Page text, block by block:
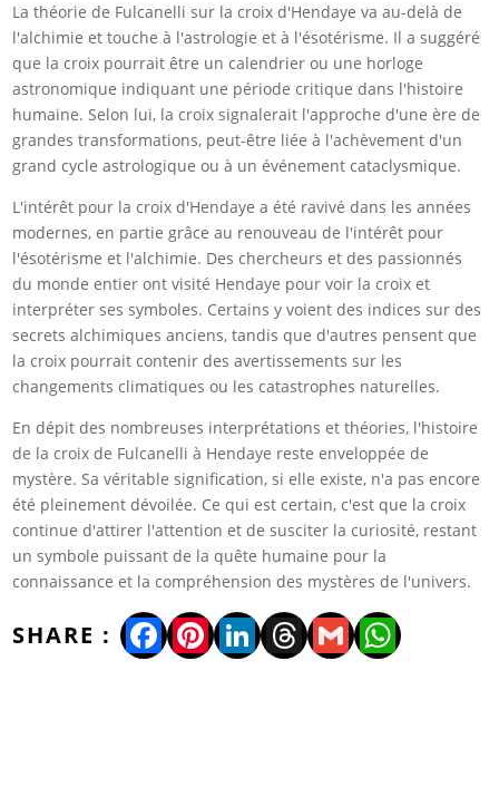
La théorie de Fulcanelli sur la croix d'Hendaye va au-delà de
l'alchimie et touche à l'astrologie et à l'ésotérisme. Il a suggéré
que la croix pourrait être un calendrier ou une horloge
astronomique indiquant une période critique dans l'histoire
humaine. Selon lui, la croix signalerait l'approche d'une ère de
grandes transformations, peut-être liée à l'achèvement d'un
grand cycle astrologique ou à un événement cataclysmique.
L'intérêt pour la croix d'Hendaye a été ravivé dans les années
modernes, en partie grâce au renouveau de l'intérêt pour
l'ésotérisme et l'alchimie. Des chercheurs et des passionnés
du monde entier ont visité Hendaye pour voir la croix et
interpréter ses symboles. Certains y voient des indices sur des
secrets alchimiques anciens, tandis que d'autres pensent que
la croix pourrait contenir des avertissements sur les
changements climatiques ou les catastrophes naturelles.
En dépit des nombreuses interprétations et théories, l'histoire
de la croix de Fulcanelli à Hendaye reste enveloppée de
mystère. Sa véritable signification, si elle existe, n'a pas encore
été pleinement dévoilée. Ce qui est certain, c'est que la croix
continue d'attirer l'attention et de susciter la curiosité, restant
un symbole puissant de la quête humaine pour la
connaissance et la compréhension des mystères de l'univers.
Facebook
Pinterest
LinkedIn
Threads
Gmail